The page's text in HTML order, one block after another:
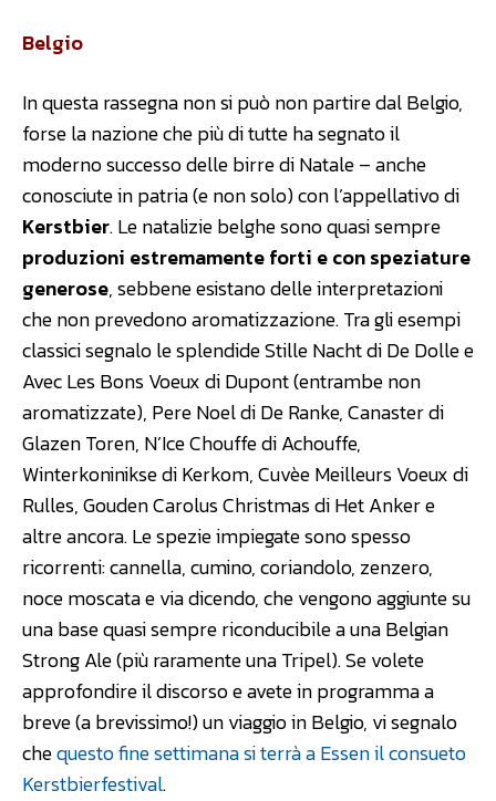
Belgio
In questa rassegna non si può non partire dal Belgio,
forse la nazione che più di tutte ha segnato il
moderno successo delle birre di Natale – anche
conosciute in patria (e non solo) con l’appellativo di
Kerstbier. Le natalizie belghe sono quasi sempre
produzioni estremamente forti e con speziature
generose, sebbene esistano delle interpretazioni
che non prevedono aromatizzazione. Tra gli esempi
classici segnalo le splendide Stille Nacht di De Dolle e
Avec Les Bons Voeux di Dupont (entrambe non
aromatizzate), Pere Noel di De Ranke, Canaster di
Glazen Toren, N’Ice Chouffe di Achouffe,
Winterkoninikse di Kerkom, Cuvèe Meilleurs Voeux di
Rulles, Gouden Carolus Christmas di Het Anker e
altre ancora. Le spezie impiegate sono spesso
ricorrenti: cannella, cumino, coriandolo, zenzero,
noce moscata e via dicendo, che vengono aggiunte su
una base quasi sempre riconducibile a una Belgian
Strong Ale (più raramente una Tripel). Se volete
approfondire il discorso e avete in programma a
breve (a brevissimo!) un viaggio in Belgio, vi segnalo
chequesto fine settimana si terrà a Essen il consueto
Kerstbierfestival.